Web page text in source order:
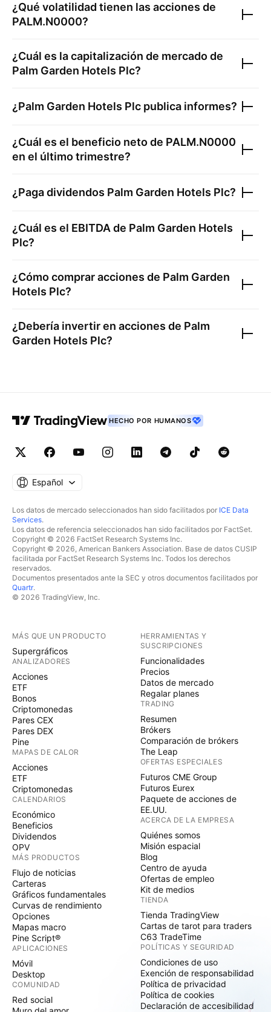
¿Qué volatilidad tienen las acciones de
PALM.N0000?
¿Cuál es la capitalización de mercado de
Palm Garden Hotels Plc?
¿Palm Garden Hotels Plc publica informes?
¿Cuál es el beneficio neto de PALM.N0000
en el último trimestre?
¿Paga dividendos Palm Garden Hotels Plc?
¿Cuál es el EBITDA de Palm Garden Hotels
Plc?
¿Cómo comprar acciones de Palm Garden
Hotels Plc?
¿Debería invertir en acciones de Palm
Garden Hotels Plc?
HECHO POR HUMANOS
Español
Los datos de mercado seleccionados han sido facilitados por ICE Data
Services.
Los datos de referencia seleccionados han sido facilitados por FactSet.
Copyright © 2026 FactSet Research Systems Inc.
Copyright © 2026, American Bankers Association. Base de datos CUSIP
facilitada por FactSet Research Systems Inc. Todos los derechos
reservados.
Documentos presentados ante la SEC y otros documentos facilitados por
Quartr.
© 2026 TradingView, Inc.
MÁS QUE UN PRODUCTO
Supergráficos
ANALIZADORES
Acciones
ETF
Bonos
Criptomonedas
Pares CEX
Pares DEX
Pine
MAPAS DE CALOR
Acciones
ETF
Criptomonedas
CALENDARIOS
Económico
Beneficios
Dividendos
OPV
MÁS PRODUCTOS
Flujo de noticias
Carteras
Gráficos fundamentales
Curvas de rendimiento
Opciones
Mapas macro
Pine Script®
APLICACIONES
Móvil
Desktop
COMUNIDAD
Red social
HERRAMIENTAS Y
SUSCRIPCIONES
Funcionalidades
Precios
Datos de mercado
Regalar planes
TRADING
Resumen
Brókers
Comparación de brókers
The Leap
OFERTAS ESPECIALES
Futuros CME Group
Futuros Eurex
Paquete de acciones de
EE.UU.
ACERCA DE LA EMPRESA
Quiénes somos
Misión espacial
Blog
Centro de ayuda
Ofertas de empleo
Kit de medios
TIENDA
Tienda TradingView
Cartas de tarot para traders
C63 TradeTime
POLÍTICAS Y SEGURIDAD
Condiciones de uso
Exención de responsabilidad
Política de privacidad
Política de cookies
Declaración de accesibilidad